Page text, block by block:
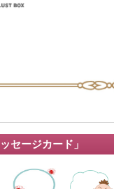
セージカード」